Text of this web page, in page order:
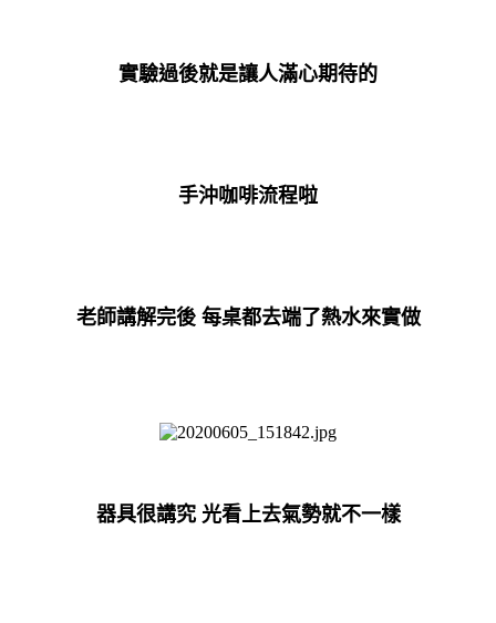
實驗過後就是讓人滿心期待的
手沖咖啡流程啦
老師講解完後 每桌都去端了熱水來實做
器具很講究 光看上去氣勢就不一樣